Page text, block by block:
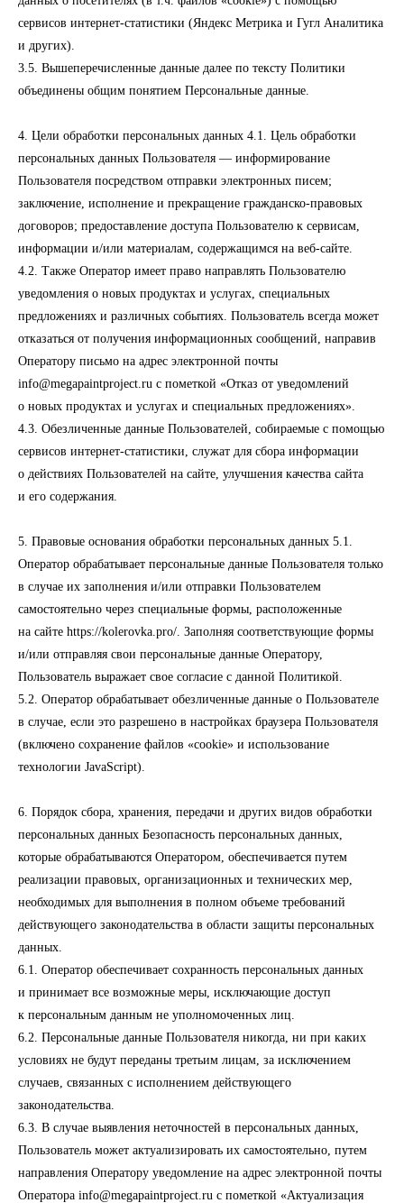
сервисов интернет-статистики (Яндекс Метрика и Гугл Аналитика
и других).
3.5. Вышеперечисленные данные далее по тексту Политики
объединены общим понятием Персональные данные.
4. Цели обработки персональных данных 4.1. Цель обработки
персональных данных Пользователя — информирование
Пользователя посредством отправки электронных писем;
заключение, исполнение и прекращение гражданско-правовых
договоров; предоставление доступа Пользователю к сервисам,
информации и/или материалам, содержащимся на веб-сайте.
4.2. Также Оператор имеет право направлять Пользователю
уведомления о новых продуктах и услугах, специальных
предложениях и различных событиях. Пользователь всегда может
отказаться от получения информационных сообщений, направив
Оператору письмо на адрес электронной почты
info@megapaintproject.ru с пометкой «Отказ от уведомлений
о новых продуктах и услугах и специальных предложениях».
4.3. Обезличенные данные Пользователей, собираемые с помощью
сервисов интернет-статистики, служат для сбора информации
о действиях Пользователей на сайте, улучшения качества сайта
и его содержания.
5. Правовые основания обработки персональных данных 5.1.
Оператор обрабатывает персональные данные Пользователя только
в случае их заполнения и/или отправки Пользователем
самостоятельно через специальные формы, расположенные
на сайте https://kolerovka.pro/. Заполняя соответствующие формы
и/или отправляя свои персональные данные Оператору,
Пользователь выражает свое согласие с данной Политикой.
5.2. Оператор обрабатывает обезличенные данные о Пользователе
в случае, если это разрешено в настройках браузера Пользователя
(включено сохранение файлов «cookie» и использование
технологии JavaScript).
6. Порядок сбора, хранения, передачи и других видов обработки
персональных данных Безопасность персональных данных,
которые обрабатываются Оператором, обеспечивается путем
реализации правовых, организационных и технических мер,
необходимых для выполнения в полном объеме требований
действующего законодательства в области защиты персональных
данных.
6.1. Оператор обеспечивает сохранность персональных данных
и принимает все возможные меры, исключающие доступ
к персональным данным не уполномоченных лиц.
6.2. Персональные данные Пользователя никогда, ни при каких
условиях не будут переданы третьим лицам, за исключением
случаев, связанных с исполнением действующего
законодательства.
6.3. В случае выявления неточностей в персональных данных,
Пользователь может актуализировать их самостоятельно, путем
направления Оператору уведомление на адрес электронной почты
Оператора info@megapaintproject.ru с пометкой «Актуализация